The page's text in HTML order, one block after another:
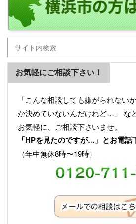
お気軽にご相談下さい！
「こんな相談しても嫌がられない
か決めていないんだけれど…」 な
お気軽に、ご相談下さいませ。
「HPを見たのですが…」とお電話
（年中無休8時〜19時）